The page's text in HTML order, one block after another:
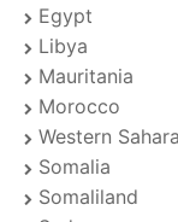
Egypt
Libya
Mauritania
Morocco
Western Sahara
Somalia
Somaliland